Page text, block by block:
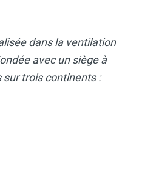
dans la ventilation
avec un siège à
trois continents :